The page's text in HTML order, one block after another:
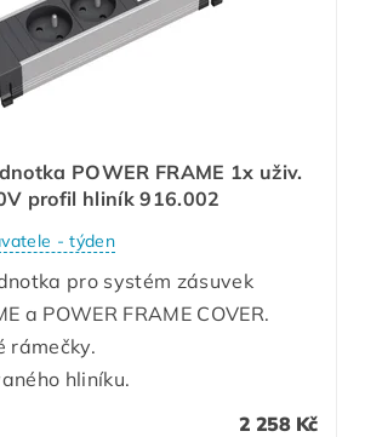
POWER FRAME 1x uživ.
profil hliník 916.002
- týden
pro systém zásuvek
a POWER FRAME COVER.
rámečky.
hliníku.
2 258 Kč